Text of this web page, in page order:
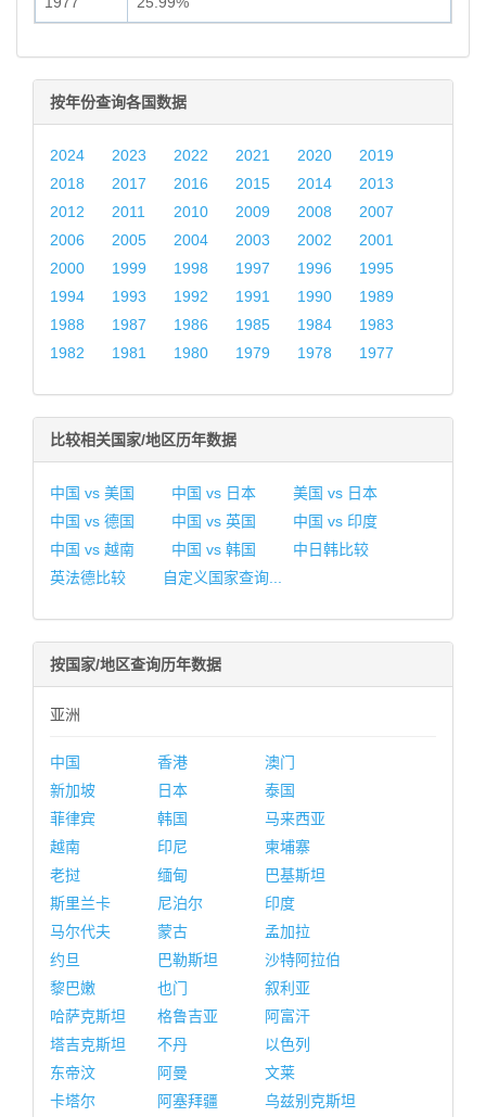
按年份查询各国数据
2024 2023 2022 2021 2020
2019
2018
2017 2016 2015 2014
2013
2012
2011 2010 2009 2008
2007
2006
2005 2004 2003 2002
2001
2000
1999 1998 1997 1996
1995
1994
1993 1992 1991 1990
1989
1988
1987 1986 1985 1984
1983
1982
1981 1980 1979 1978 1977
比较相关国家/地区历年数据
中国 vs 美国 中国 vs 日本
美国 vs 日本
中国 vs 德国
中国 vs 英国
中国 vs 印度
中国 vs 越南
中国 vs 韩国
中日韩比较
英法德比较
自定义国家查询...
按国家/地区查询历年数据
亚洲
中国 香港
澳门
新加坡
日本
泰国
菲律宾
韩国
马来西亚
越南
印尼
柬埔寨
老挝
缅甸
巴基斯坦
斯里兰卡
尼泊尔
印度
马尔代夫
蒙古
孟加拉
约旦
巴勒斯坦
沙特阿拉伯
黎巴嫩
也门
叙利亚
哈萨克斯坦
格鲁吉亚
阿富汗
塔吉克斯坦
不丹
以色列
东帝汶
阿曼
文莱
卡塔尔
阿塞拜疆
乌兹别克斯坦